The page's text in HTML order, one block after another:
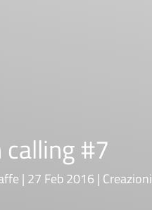
calling #7
27 Feb 2016 Creazioni